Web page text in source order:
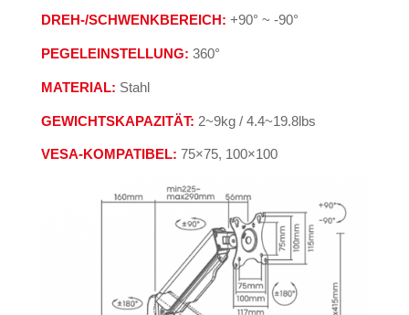
DREH-/SCHWENKBEREICH: +90° ~ -90°
PEGELEINSTELLUNG: 360°
MATERIAL: Stahl
GEWICHTSKAPAZITÄT: 2~9kg / 4.4~19.8lbs
VESA-KOMPATIBEL: 75×75, 100×100